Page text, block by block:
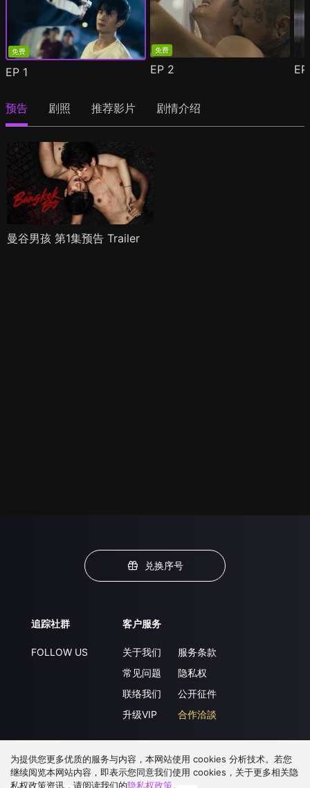
免费
EP 1
免费
EP 2
预告 剧照 推荐影片 剧情介绍
曼谷男孩 第1集预告 Trailer
兑换序号
追踪社群
FOLLOW US
客户服务
关于我们
常见问题
联络我们
升级VIP
服务条款
隐私权
公开征件
合作洽談
下载 APP
为提供您更多优质的服务与内容，本网站使用 cookies 分析技术。若您
继续阅览本网站内容，即表示您同意我们使用 cookies，关于更多相关隐
私权政策资讯，请阅读我们的隐私权政策。